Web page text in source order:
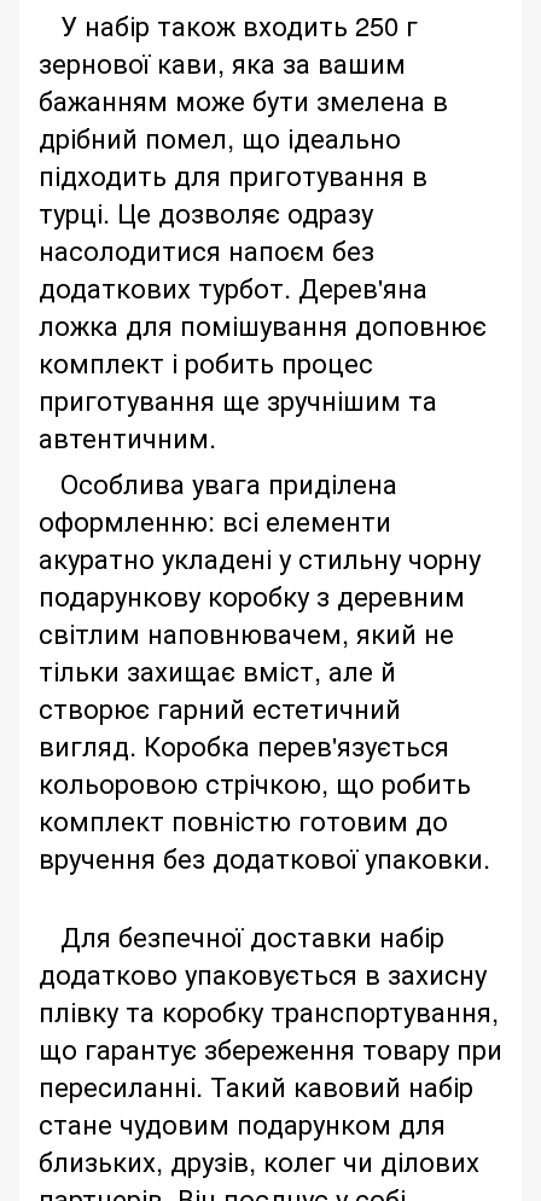
У набір також входить 250 г
зернової кави, яка за вашим
бажанням може бути змелена в
дрібний помел, що ідеально
підходить для приготування в
турці. Це дозволяє одразу
насолодитися напоєм без
додаткових турбот. Дерев'яна
ложка для помішування доповнює
комплект і робить процес
приготування ще зручнішим та
автентичним.
Особлива увага приділена
оформленню: всі елементи
акуратно укладені у стильну чорну
подарункову коробку з деревним
світлим наповнювачем, який не
тільки захищає вміст, але й
створює гарний естетичний
вигляд. Коробка перев'язується
кольоровою стрічкою, що робить
комплект повністю готовим до
вручення без додаткової упаковки.
Для безпечної доставки набір
додатково упаковується в захисну
плівку та коробку транспортування,
що гарантує збереження товару при
пересиланні. Такий кавовий набір
стане чудовим подарунком для
близьких, друзів, колег чи ділових